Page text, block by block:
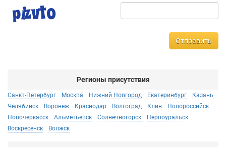
Отправить
Регионы присутствия
Санкт-Петербург Москва Нижний Новгород Екатеринбург
Казань
Челябинск
Воронеж Краснодар Волгоград Клин
Новороссийск
Новочеркасск
Альметьевск Солнечногорск
Первоуральск
Воскресенск
Волжск